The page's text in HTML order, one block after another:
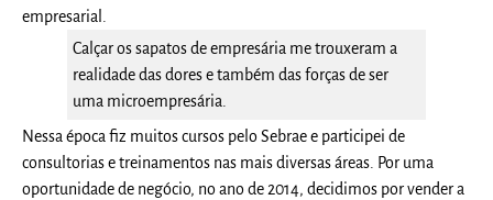
empresarial.
Calçar os sapatos de empresária me trouxeram a
realidade das dores e também das forças de ser
uma microempresária.
Nessa época fiz muitos cursos pelo Sebrae e participei de
consultorias e treinamentos nas mais diversas áreas. Por uma
oportunidade de negócio, no ano de 2014, decidimos por vender a